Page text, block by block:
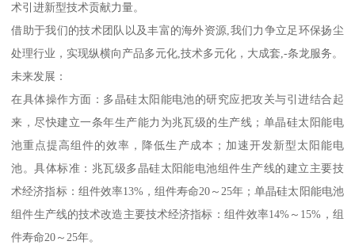
术引进新型技术贡献力量。
借助于我们的技术团队以及丰富的海外资源,我们力争立足环保扬尘
处理行业，实现纵横向产品多元化,技术多元化，大成套,-条龙服务。
未来发展：
在具体操作方面：多晶硅太阳能电池的研究应把攻关与引进结合起
来，尽快建立一条年生产能力为兆瓦级的生产线；单晶硅太阳能电
池重点提高组件的效率，降低生产成本；加速开发新型太阳能电
池。具体标准：兆瓦级多晶硅太阳能电池组件生产线的建立主要技
术经济指标：组件效率13%，组件寿命20～25年；单晶硅太阳能电池
组件生产线的技术改造主要技术经济指标：组件效率14%～15%，组
件寿命20～25年。